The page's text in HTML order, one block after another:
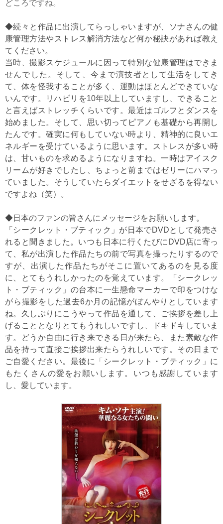
どころですね。
◆続々と作品に出演してらっしゃいますが、ソナさんの健
康管理方法やストレス解消方法など何か秘訣があれば教え
てください。
当時、撮影スケジュールに因って特別な健康管理はできま
せんでした。そして、今まで演技者として生活をしてき
て、体を怪我することが多く、運動はほとんどできていな
いんです。リハビリを10年以上していますし、できること
と言えばストレッチくらいです。最近はゴルフとダンスを
始めました。そして、思い切ってピアノも基礎から再開し
たんです。確実に何もしていない時より、精神的に良いエ
ネルギーを受けているように思います。ストレスが多い時
は、甘いものを求めるようになりますね。一時はアイスク
リームが好きでしたし、ちょっと前まではゼリーにハマっ
ていました。そうしていたらダイエットをせざるを得ない
ですよね（笑）。
◆日本のファンの皆さんにメッセージをお願いします。
「シークレット・ブティック」が日本でDVDとして発売さ
れると聞きました。いつも日本に行くたびにDVD店に寄っ
て、私が出演した作品たちの前で写真を撮ったりするので
すが、出演した作品たちがそこに置いてあるのを見る度
に、とてもうれしかったのを覚えています。「シークレッ
ト・ブティック」の台本に一生懸命マーカーで印をつけな
がら撮影をした過去6か月の記憶がぼんやりとしています
ね。久しぶりにこうやって作品を通して、ご挨拶を差し上
げることとなりとてもうれしいですし、ドキドキしていま
す。どうか自由に行き来できる日が来たら、また素敵な作
品を持って直接ご挨拶出来たらうれしいです。その日まで
ご自愛ください。最後に「シークレット・ブティック」に
もたくさんの愛をお願いします。いつも感謝しています
し、愛しています。